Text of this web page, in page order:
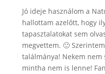
Jó ideje használom a
hallottam azelőtt, hogy
tapasztalatokat sem
megvettem. 🙂
találmánya! Nekem nem
mintha nem is lenne!